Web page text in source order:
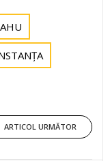
ARTICOL URMĂTOR